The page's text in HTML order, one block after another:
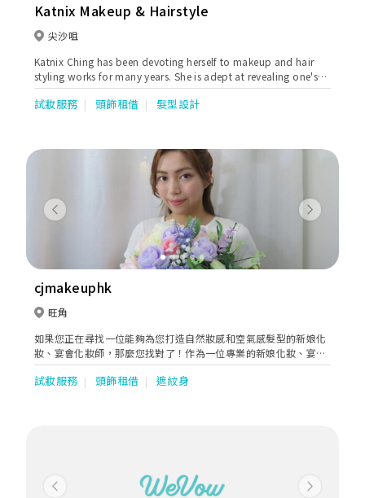
Katnix Makeup & Hairstyle
尖沙咀
Katnix Ching has been devoting herself to makeup and hair
styling works for many years. She is adept at revealing one's
individual beauty through makeup and styling with tailor-
made accessories.
試妝服務 頭飾租借 髮型設計
Previous Next
cjmakeuphk
旺角
如果您正在尋找一位能夠為您打造自然妝感和空氣感髮型的新娘化
妝、宴會化妝師，那麼您找對了！作為一位專業的新娘化妝、宴會
化妝師，我擅長為客人打造自然而美麗的妝容，同時還能營造出輕
盈柔和的空氣感髮型。我相信，我能夠幫助您在婚宴、宴會上成為
試妝服務 頭飾租借 遮紋身